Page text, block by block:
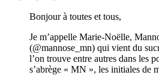
Bonjour à toutes et tous,
Je m’appelle Marie-Noëlle,
(@mannose_mn) qui vient du
l’on trouve entre autres dans les
s’abrège « MN », les initiales de